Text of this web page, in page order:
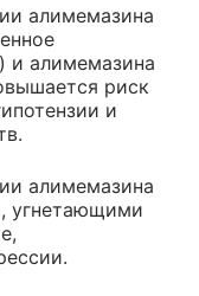
алимемазина
и алимемазина
риск
и
алимемазина
угнетающими